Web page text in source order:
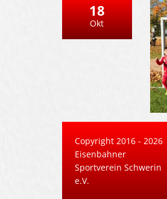
18
Okt
Copyright 2016 - 2026
Eisenbahner
Sportverein Schwerin
e.V.